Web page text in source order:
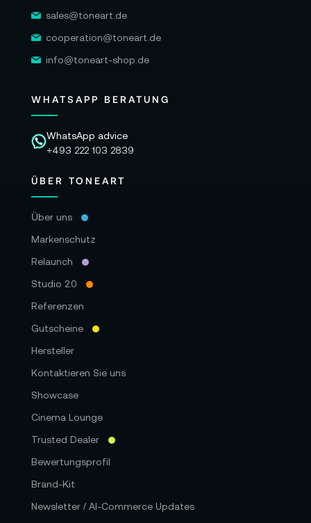
sales@toneart.de
cooperation@toneart.de
info@toneart-shop.de
WHATSAPP BERATUNG
WhatsApp advice
+493 222 103 2839
ÜBER TONEART
Über uns
Markenschutz
Relaunch
Studio 2.0
Referenzen
Gutscheine
Hersteller
Kontaktieren Sie uns
Showcase
Cinema Lounge
Trusted Dealer
Bewertungsprofil
Brand-Kit
Newsletter / AI-Commerce Updates